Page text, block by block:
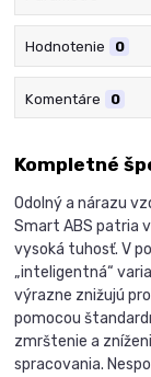
Hodnotenie 0
Komentáre 0
Kompletné
Odolný a nárazu
Smart ABS patria
vysoká tuhosť. V
„inteligentná“
výrazne znižujú
pomocou
zmrštenie a
spracovania.